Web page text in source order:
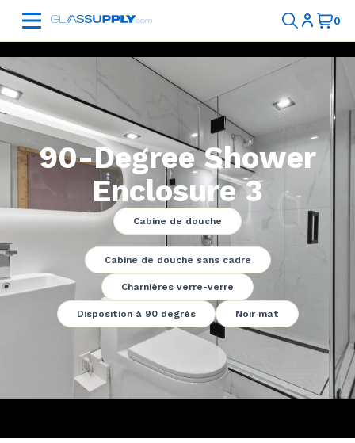
90-Degree Shower
Enclosure 3
Cabine de douche
Cabine de douche sans cadre
Charnières verre-verre
Disposition à 90 degrés Noir mat